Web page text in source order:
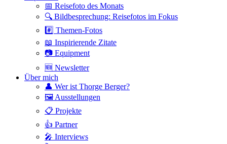
📅 Reisefoto des Monats
🔍 Bildbesprechung: Reisefotos im Fokus
#️⃣ Themen-Fotos
📖 Inspirierende Zitate
📷 Equipment
🆕 Newsletter
Über mich
👤 Wer ist Thorge Berger?
🖼 Ausstellungen
📋 Projekte
👍 Partner
🎤 Interviews